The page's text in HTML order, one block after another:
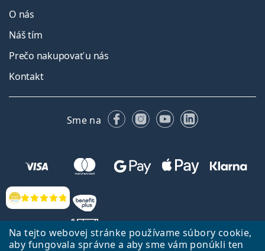
Na tejto webovej stránke používame súbory cookie,
aby fungovala správne a aby sme vám ponúkli ten
Hodnotenia
O nás
Náš tím
Prečo nakupovať u nás
Kontakt
Sme na FacebookuInstagrame
YouTubeLinkedIn